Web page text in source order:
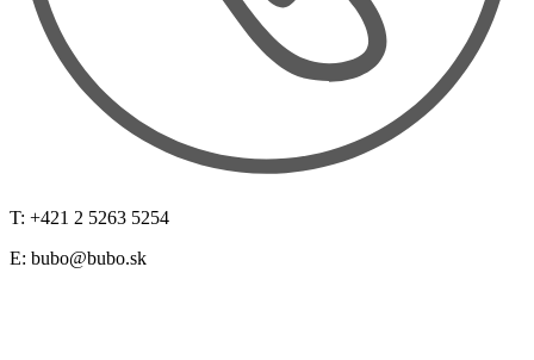
T: +421 2 5263 5254
E: bubo@bubo.sk